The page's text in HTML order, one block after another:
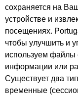
сохраняется на
устройстве и
посещениях.
чтобы улучшить и
используем файлы
информации или
Существует два
временные